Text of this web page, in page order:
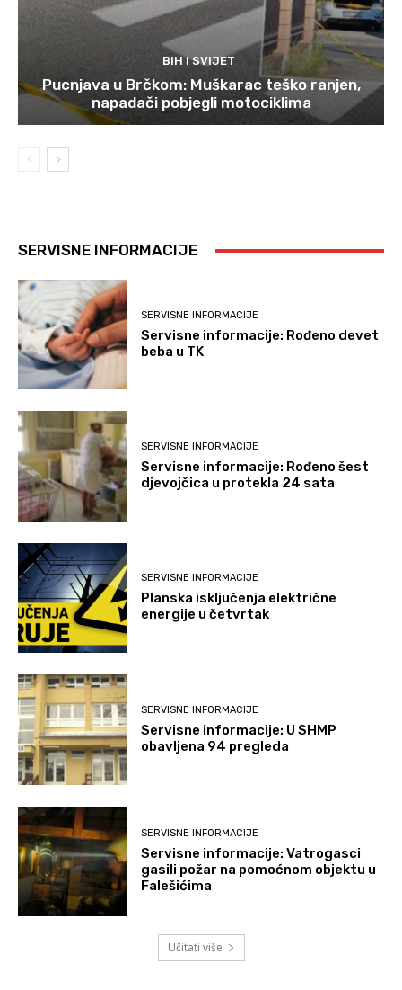
BIH I SVIJET
Pucnjava u Brčkom: Muškarac teško ranjen,
napadači pobjegli motociklima
SERVISNE INFORMACIJE
SERVISNE INFORMACIJE
Servisne informacije: Rođeno devet
beba u TK
SERVISNE INFORMACIJE
Servisne informacije: Rođeno šest
djevojčica u protekla 24 sata
SERVISNE INFORMACIJE
Planska isključenja električne
energije u četvrtak
SERVISNE INFORMACIJE
Servisne informacije: U SHMP
obavljena 94 pregleda
SERVISNE INFORMACIJE
Servisne informacije: Vatrogasci
gasili požar na pomoćnom objektu u
Falešićima
Učitati više